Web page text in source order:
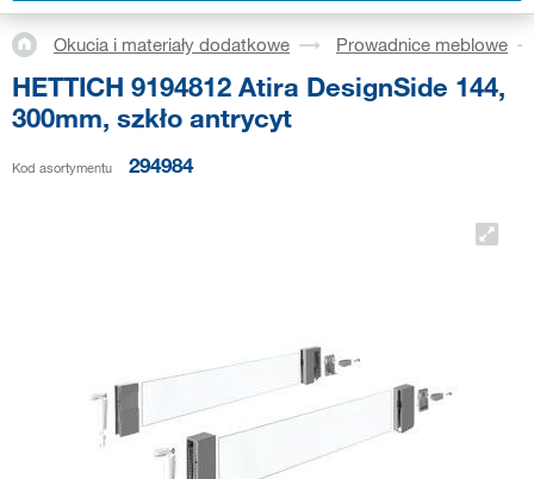
Okucia i materiały dodatkowe Prowadnice meblowe
HETTICH 9194812 Atira DesignSide 144,
300mm, szkło antrycyt
Kod asortymentu 294984